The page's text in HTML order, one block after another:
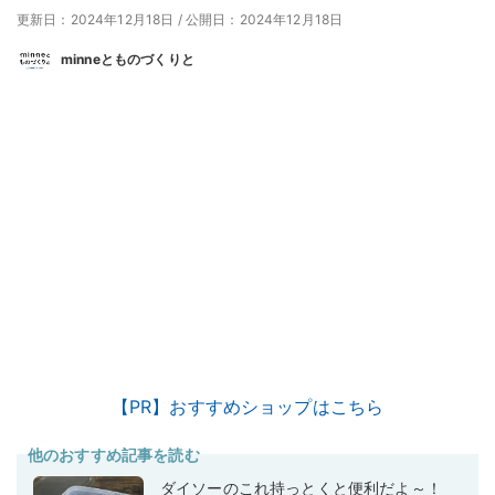
更新日：2024年12月18日 / 公開日：2024年12月18日
minneとものづくりと
【PR】おすすめショップはこちら
他のおすすめ記事を読む
ダイソーのこれ持っとくと便利だよ～！